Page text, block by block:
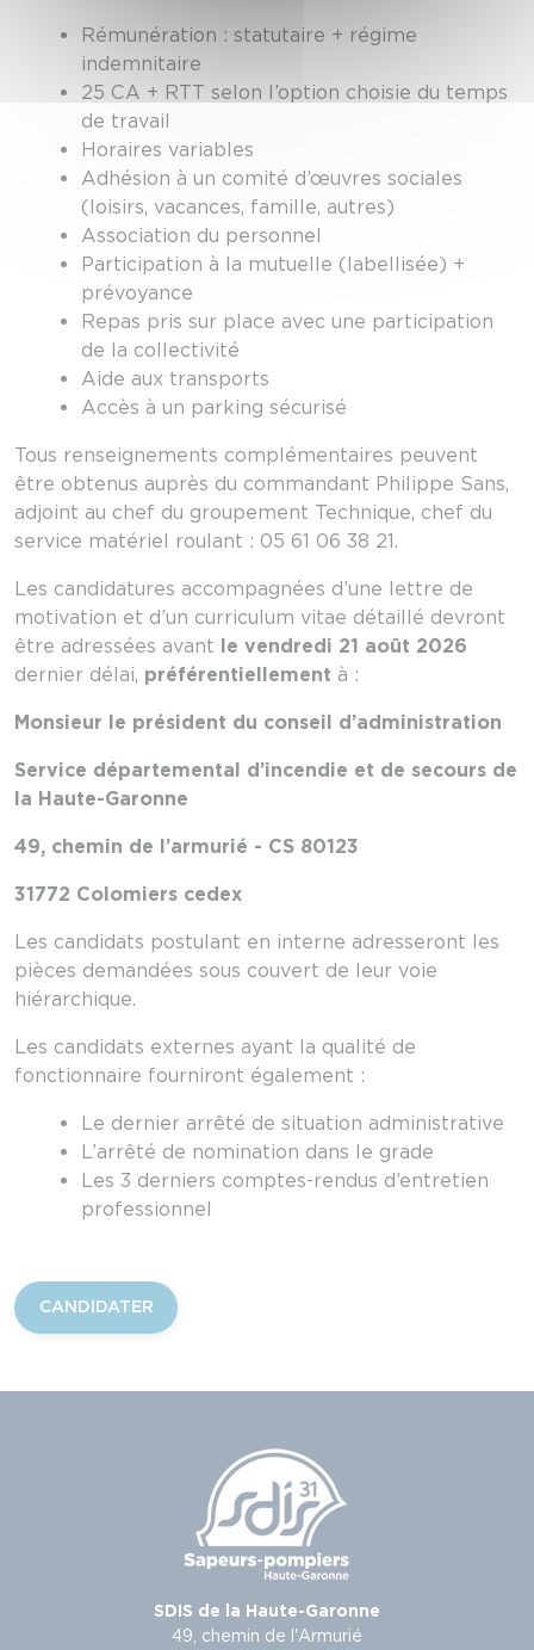
Rémunération : statutaire + régime
indemnitaire
25 CA + RTT selon l’option choisie du temps
de travail
Horaires variables
Adhésion à un comité d’œuvres sociales
(loisirs, vacances, famille, autres)
Association du personnel
Participation à la mutuelle (labellisée) +
prévoyance
Repas pris sur place avec une participation
de la collectivité
Aide aux transports
Accès à un parking sécurisé
Tous renseignements complémentaires peuvent
être obtenus auprès du commandant Philippe Sans,
adjoint au chef du groupement Technique, chef du
service matériel roulant : 05 61 06 38 21.
Les candidatures accompagnées d’une lettre de
motivation et d’un curriculum vitae détaillé devront
être adressées avant le vendredi 21 août 2026
dernier délai, préférentiellement à :
Monsieur le président du conseil d’administration
Service départemental d’incendie et de secours de
la Haute-Garonne
49, chemin de l’armurié - CS 80123
31772 Colomiers cedex
Les candidats postulant en interne adresseront les
pièces demandées sous couvert de leur voie
hiérarchique.
Les candidats externes ayant la qualité de
fonctionnaire fourniront également :
Le dernier arrêté de situation administrative
L’arrêté de nomination dans le grade
Les 3 derniers comptes-rendus d’entretien
professionnel
CANDIDATER
SDIS de la Haute-Garonne
49, chemin de l'Armurié